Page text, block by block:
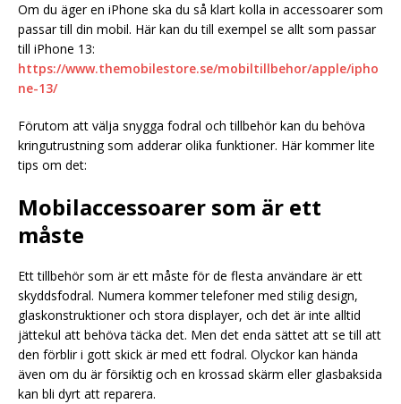
Om du äger en iPhone ska du så klart kolla in accessoarer som
passar till din mobil. Här kan du till exempel se allt som passar
till iPhone 13:
https://www.themobilestore.se/mobiltillbehor/apple/ipho
ne-13/
Förutom att välja snygga fodral och tillbehör kan du behöva
kringutrustning som adderar olika funktioner. Här kommer lite
tips om det:
Mobilaccessoarer som är ett
måste
Ett tillbehör som är ett måste för de flesta användare är ett
skyddsfodral. Numera kommer telefoner med stilig design,
glaskonstruktioner och stora displayer, och det är inte alltid
jättekul att behöva täcka det. Men det enda sättet att se till att
den förblir i gott skick är med ett fodral. Olyckor kan hända
även om du är försiktig och en krossad skärm eller glasbaksida
kan bli dyrt att reparera.